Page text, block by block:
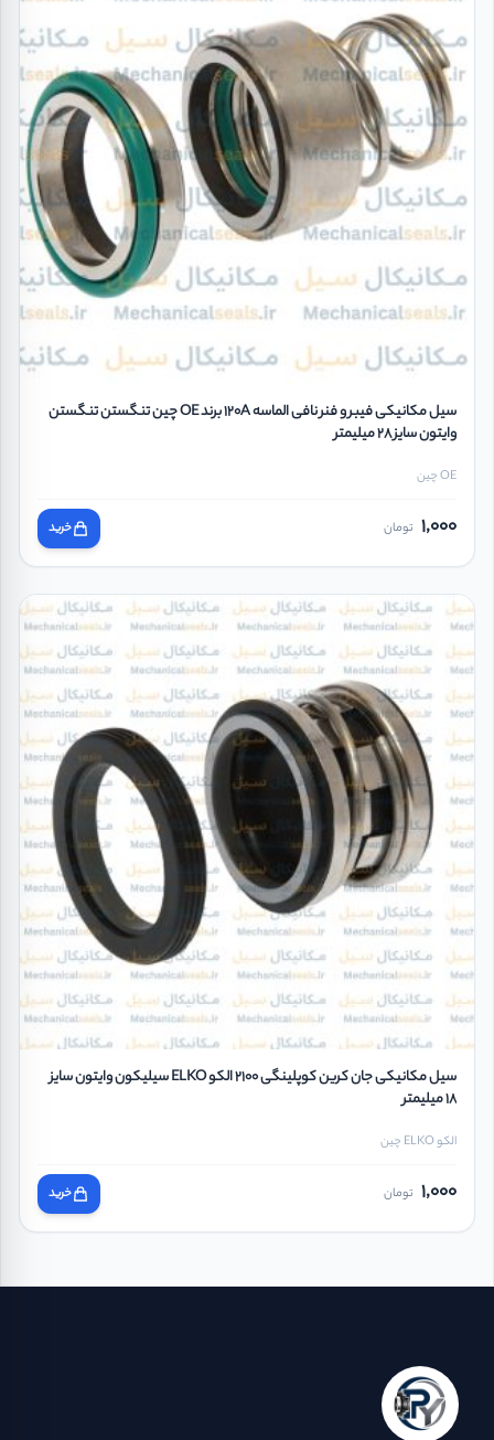
سیل مکانیکی فیبر و فنر نافی الماسه 120A برند OE چین تنگستن تنگستن
وایتون سایز 28 میلیمتر
OE چین
1,000 تومان خرید
سیل مکانیکی جان کرین کوپلینگی 2100 الکو ELKO سیلیکون وایتون سایز
18 میلیمتر
الکو ELKO چین
1,000 تومان خرید